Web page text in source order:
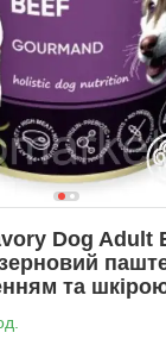
Dog Adult
та